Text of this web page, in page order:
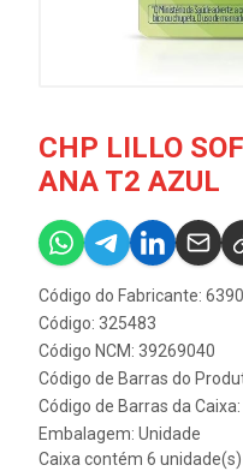
CHP LILLO
ANA T2 AZUL
Código do Fabricante:
Código: 325483
Código NCM: 39269040
Código de Barras do
Código de Barras da
Embalagem: Unidade
Caixa contém 6 unidade(s)